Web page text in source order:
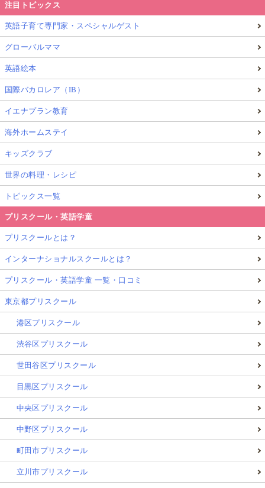
注目トピックス
英語子育て専門家・スペシャルゲスト
グローバルママ
英語絵本
国際バカロレア（IB）
イエナプラン教育
海外ホームステイ
キッズクラブ
世界の料理・レシピ
トピックス一覧
プリスクール・英語学童
プリスクールとは？
インターナショナルスクールとは？
プリスクール・英語学童 一覧・口コミ
東京都プリスクール
港区プリスクール
渋谷区プリスクール
世田谷区プリスクール
目黒区プリスクール
中央区プリスクール
中野区プリスクール
町田市プリスクール
立川市プリスクール